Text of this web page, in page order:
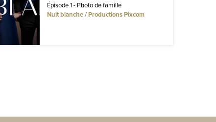
Épisode 1 - Photo de famille
Nuit blanche / Productions Pixcom